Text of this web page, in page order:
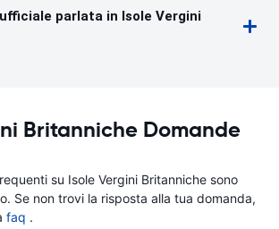
parlata in Isole Vergini
Britanniche Domande
su Isole Vergini Britanniche sono
Se non trovi la risposta alla tua domanda,
faq .